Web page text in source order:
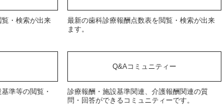
・検索が出来
最新の歯科診療報酬点数表を閲覧・検索が出来
ます。
準等の閲覧・
Q&Aコミュニティー
診療報酬・施設基準関連、介護報酬関連の質
問・回答ができるコミュニティーです。